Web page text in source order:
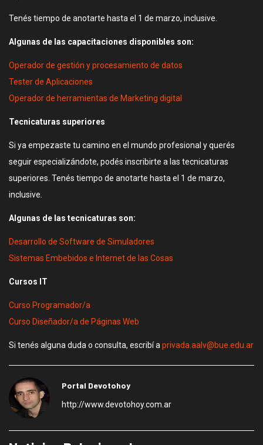
Tenés tiempo de anotarte hasta el 1 de marzo, inclusive.
Algunas de las capacitaciones disponibles son:
Operador de gestión y procesamiento de datos
Tester de Aplicaciones
Operador de herramientas de Marketing digital
Tecnicaturas superiores
Si ya empezaste tu camino en el mundo profesional y querés
seguir especializándote, podés inscribirte a las tecnicaturas
superiores. Tenés tiempo de anotarte hasta el 1 de marzo,
inclusive.
Algunas de las tecnicaturas son:
Desarrollo de Software de Simuladores
Sistemas Embebidos e Internet de las Cosas
Cursos IT
Curso Programador/a
Curso Diseñador/a de Páginas Web
Si tenés alguna duda o consulta, escribí a privada.aalv@bue.edu.ar
Portal Devotohoy
http://www.devotohoy.com.ar